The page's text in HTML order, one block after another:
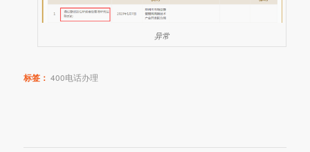
异常
标签： 400电话办理